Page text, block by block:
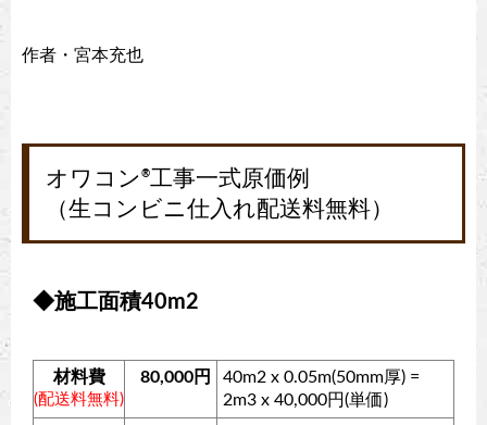
作者・宮本充也
オワコン ®工事一式原価例
（生コンビニ仕入れ配送料無料）
◆施工面積40m2
材料費
(配送料無料)
80,000円
40m2 x 0.05m(50mm厚) =
2m3 x 40,000円(単価)